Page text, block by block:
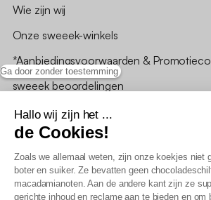
Ga door zonder toestemming
Hallo wij zijn het ...
de Cookies!
Zoals we allemaal weten, zijn onze koekjes niet
boter en suiker. Ze bevatten geen
macadamianoten. Aan de andere kant zijn ze
gerichte inhoud en reclame aan te bieden en
Wie zijn wij
Onze sweeek-winkels
*Aanbiedingsvoorwaarden &
sweeek beoordelingen
Algemene
AV loyaliteitsprogramma